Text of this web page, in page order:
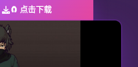
🧲 点击下载